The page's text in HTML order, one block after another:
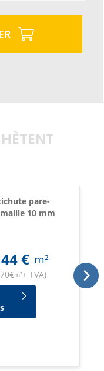
pare-
10 mm
€ m²
€m²+ TVA)